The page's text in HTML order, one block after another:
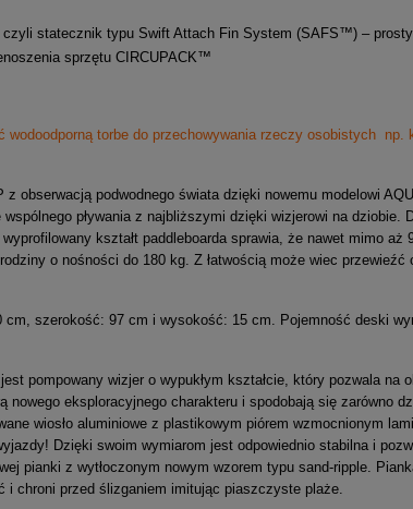
czyli statecznik typu Swift Attach Fin System (SAFS™) –
sprzętu CIRCUPACK™
wodoodporną torbe do przechowywania rzeczy osobistych np.
z obserwacją podwodnego świata dzięki nowemu modelowi
wspólnego pływania z najbliższymi dzięki wizjerowi na dziobie.
kształt paddleboarda sprawia, że nawet mimo
o nośności do 180 kg. Z łatwością może wiec
cm, szerokość: 97 cm i wysokość: 15 cm. Pojemność deski
pompowany wizjer o wypukłym kształcie, który pozwala na
nowego eksploracyjnego charakteru i spodobają się zarówno
wiosło aluminiowe z plastikowym piórem wzmocnionym
Dzięki swoim wymiarom jest odpowiednio stabilna i
pianki z wytłoczonym nowym wzorem typu sand-ripple.
i chroni przed ślizganiem imitując piaszczyste plaże.